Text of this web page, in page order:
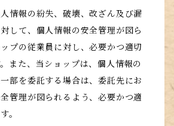
情報の紛失、破壊、改ざん及び漏
して、個人情報の安全管理が図ら
プの従業員に対し、必要かつ適切
また、当ショップは、個人情報の
部を委託する場合は、委託先にお
管理が図られるよう、必要かつ適
。